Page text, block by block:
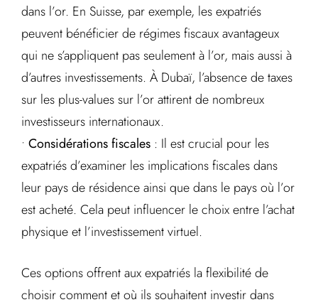
dans l’or. En Suisse, par exemple, les expatriés
peuvent bénéficier de régimes fiscaux avantageux
qui ne s’appliquent pas seulement à l’or, mais aussi à
d’autres investissements. À Dubaï, l’absence de taxes
sur les plus-values sur l’or attirent de nombreux
investisseurs internationaux.
• Considérations fiscales : Il est crucial pour les
expatriés d’examiner les implications fiscales dans
leur pays de résidence ainsi que dans le pays où l’or
est acheté. Cela peut influencer le choix entre l’achat
physique et l’investissement virtuel.
Ces options offrent aux expatriés la flexibilité de
choisir comment et où ils souhaitent investir dans